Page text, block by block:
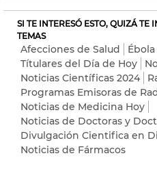
SI TE INTERESÓ ESTO, QUIZÁ TE
TEMAS
Afecciones de Salud Ébola
Títulares del Día de Hoy
Noticias Científicas 2024
Programas Emisoras de
Noticias de Medicina Hoy
Noticias de Doctoras y
Divulgación Cientifica en
Noticias de Fármacos